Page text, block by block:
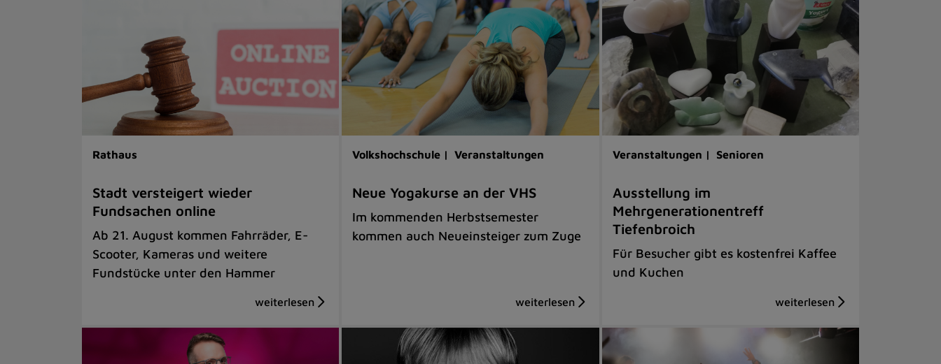
Rathaus
Stadt versteigert wieder
Fundsachen online
Ab 21. August kommen Fahrräder, E-
Scooter, Kameras und weitere
Fundstücke unter den Hammer
Volkshochschule | Veranstaltungen
Neue Yogakurse an der VHS
Im kommenden Herbstsemester
kommen auch Neueinsteiger zum Zuge
Veranstaltungen | Senioren
Ausstellung im
Mehrgenerationentreff
Tiefenbroich
Für Besucher gibt es kostenfrei Kaffee
und Kuchen